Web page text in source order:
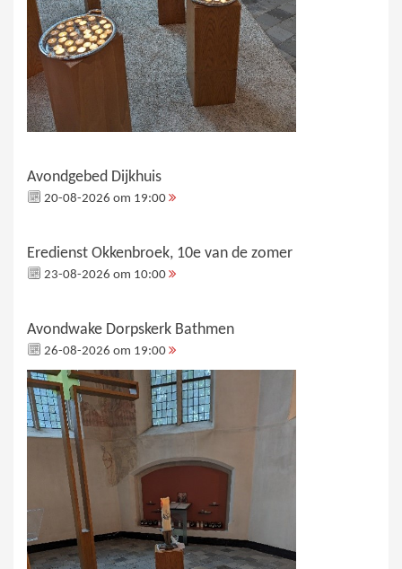
Avondgebed Dijkhuis
20-08-2026 om 19:00
Eredienst Okkenbroek, 10e van de zomer
23-08-2026 om 10:00
Avondwake Dorpskerk Bathmen
26-08-2026 om 19:00